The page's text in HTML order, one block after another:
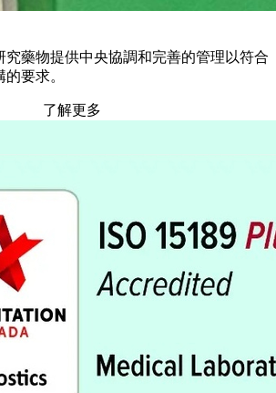
究藥物提供中央協調和完善的管理以符合
要求。
了解更多